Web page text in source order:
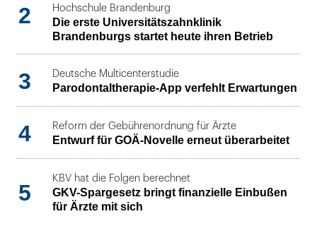
2
Hochschule Brandenburg
Die erste Universitätszahnklinik
Brandenburgs startet heute ihren Betrieb
3 Deutsche Multicenterstudie
Parodontaltherapie-App verfehlt Erwartungen
4 Reform der Gebührenordnung für Ärzte
Entwurf für GOÄ-Novelle erneut überarbeitet
5
KBV hat die Folgen berechnet
GKV-Spargesetz bringt finanzielle Einbußen
für Ärzte mit sich